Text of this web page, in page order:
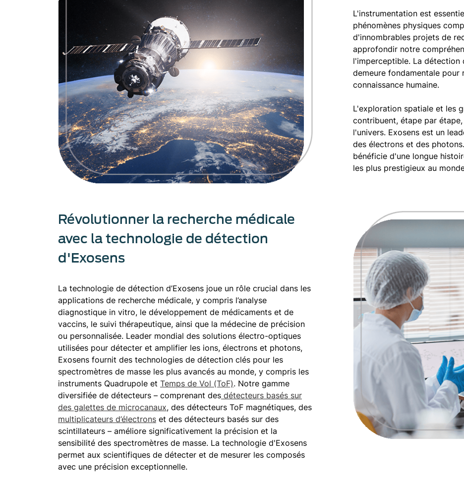
L'instrumentation est
phénomènes physiques
d'innombrables projets de
approfondir notre
l'imperceptible. La détection
demeure fondamentale pour
connaissance humaine.
L'exploration spatiale et les
contribuent, étape par
l'univers. Exosens est un
des électrons et des
bénéficie d'une longue
les plus prestigieux au
Révolutionner la recherche médicale
avec la technologie de détection
d'Exosens
La technologie de détection d’Exosens joue un rôle crucial dans les
applications de recherche médicale, y compris l’analyse
diagnostique in vitro, le développement de médicaments et de
vaccins, le suivi thérapeutique, ainsi que la médecine de précision
ou personnalisée. Leader mondial des solutions électro-optiques
utilisées pour détecter et amplifier les ions, électrons et photons,
Exosens fournit des technologies de détection clés pour les
spectromètres de masse les plus avancés au monde, y compris les
instruments Quadrupole et Temps de Vol (ToF). Notre gamme
diversifiée de détecteurs – comprenant des détecteurs basés sur
des galettes de microcanaux, des détecteurs ToF magnétiques, des
multiplicateurs d’électrons et des détecteurs basés sur des
scintillateurs – améliore significativement la précision et la
sensibilité des spectromètres de masse. La technologie d'Exosens
permet aux scientifiques de détecter et de mesurer les composés
avec une précision exceptionnelle.